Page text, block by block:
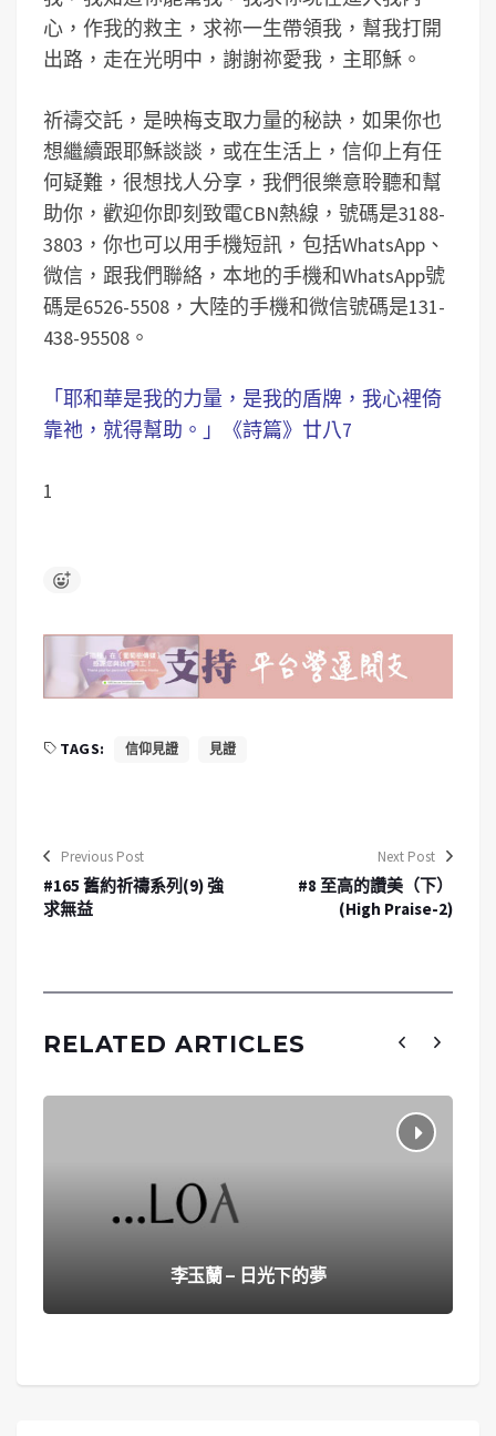
心，作我的救主，求祢一生帶領我，幫我打開
出路，走在光明中，謝謝祢愛我，主耶穌。
祈禱交託，是映梅支取力量的秘訣，如果你也
想繼續跟耶穌談談，或在生活上，信仰上有任
何疑難，很想找人分享，我們很樂意聆聽和幫
助你，歡迎你即刻致電CBN熱線，號碼是3188-
3803，你也可以用手機短訊，包括WhatsApp、
微信，跟我們聯絡，本地的手機和WhatsApp號
碼是6526-5508，大陸的手機和微信號碼是131-
438-95508。
「耶和華是我的力量，是我的盾牌，我心裡倚
靠祂，就得幫助。」《詩篇》廿八7
1
TAGS: 信仰見證 見證
Previous Post
#165 舊約祈禱系列(9) 強
求無益
Next Post
#8 至高的讚美（下）
(High Praise-2)
RELATED ARTICLES
李玉蘭 – 日光下的夢